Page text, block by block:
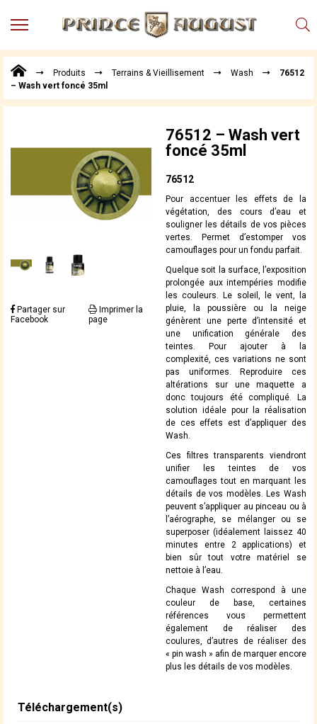
MENU
Points
de
Vente
Téléchargements
Techniques,
Produits Terrains & Vieillisement Wash
76512
– Wash vert foncé 35ml
Partager sur
Facebook
Imprimer la
page
76512 – Wash vert
foncé 35ml
76512
Pour accentuer les effets de la
végétation, des cours d’eau et
souligner les détails de vos pièces
vertes. Permet d’estomper vos
camouflages pour un fondu parfait.
Quelque soit la surface, l’exposition
prolongée aux intempéries modifie
les couleurs. Le soleil, le vent, la
pluie, la poussière ou la neige
génèrent une perte d’intensité et
une unification générale des
teintes. Pour ajouter à la
complexité, ces variations ne sont
pas uniformes. Reproduire ces
altérations sur une maquette a
donc toujours été compliqué. La
solution idéale pour la réalisation
de ces effets est d’appliquer des
Wash.
Ces filtres transparents viendront
unifier les teintes de vos
camouflages tout en marquant les
détails de vos modèles. Les Wash
peuvent s’appliquer au pinceau ou à
l’aérographe, se mélanger ou se
superposer (idéalement laissez 40
minutes entre 2 applications) et
bien sûr tout votre matériel se
nettoie à l’eau.
Chaque Wash correspond à une
couleur de base, certaines
références vous permettent
également de réaliser des
coulures, d’autres de réaliser des
« pin wash » afin de marquer encore
plus les détails de vos modèles.
Téléchargement(s)